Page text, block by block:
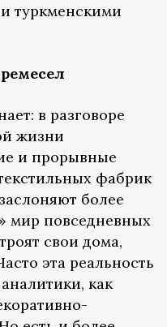
туркменскими
в разговоре
жизни
и прорывные
фабрик
более
мир повседневных
свои дома,
эта реальность
как